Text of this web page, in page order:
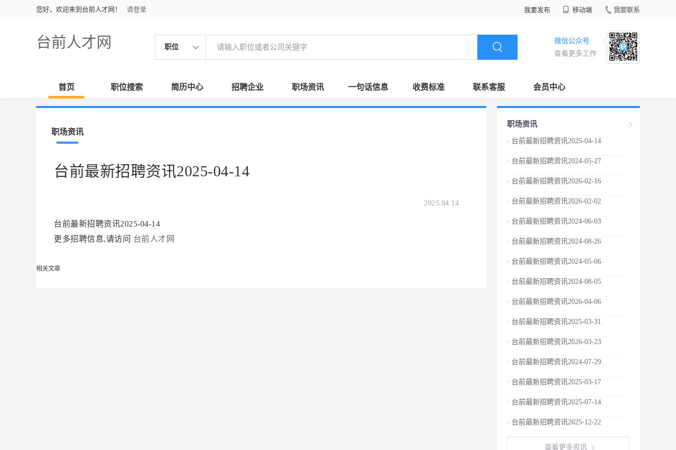
您好，欢迎来到台前人才网！ 请登录 我要发布 移动端 我要联系
台前人才网 职位
微信公众号
查看更多工作
首页 职位搜索 简历中心 招聘企业 职场资讯 一句话信息 收费标准 联系客服 会员中心
职场资讯
台前最新招聘资讯2025-04-14
2025.04.14
台前最新招聘资讯2025-04-14
更多招聘信息,请访问 台前人才网
相关文章
职场资讯
· 台前最新招聘资讯2025-04-14
· 台前最新招聘资讯2024-05-27
· 台前最新招聘资讯2026-02-16
· 台前最新招聘资讯2026-02-02
· 台前最新招聘资讯2024-06-03
· 台前最新招聘资讯2024-08-26
· 台前最新招聘资讯2024-05-06
· 台前最新招聘资讯2024-08-05
· 台前最新招聘资讯2026-04-06
· 台前最新招聘资讯2025-03-31
· 台前最新招聘资讯2026-03-23
· 台前最新招聘资讯2024-07-29
· 台前最新招聘资讯2025-03-17
· 台前最新招聘资讯2025-07-14
· 台前最新招聘资讯2025-12-22
查看更多资讯